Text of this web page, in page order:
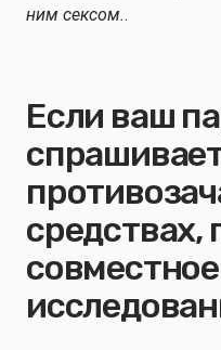
ним сексом..
Если ваш
средствах,
совместное